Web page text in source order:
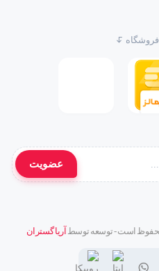
عضویت
است - توسعه توسط آریا گستران